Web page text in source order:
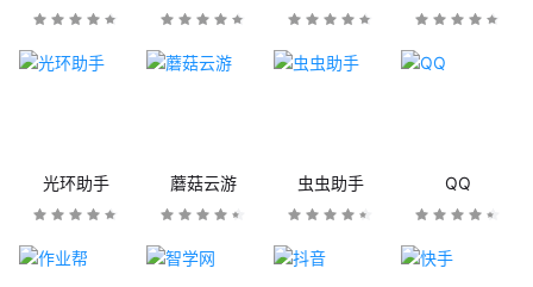
光环助手 蘑菇云游 虫虫助手 QQ